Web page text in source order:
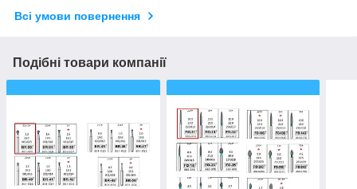
Всі умови повернення
Подібні товари компанії